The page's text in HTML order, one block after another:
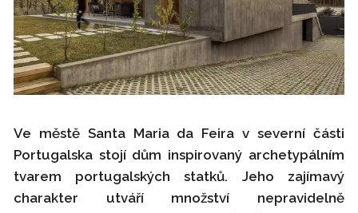
Ve městě Santa Maria da Feira v severní části
Portugalska stojí dům inspirovaný archetypálním
tvarem portugalských statků. Jeho zajímavý
charakter utváří množství nepravidelně